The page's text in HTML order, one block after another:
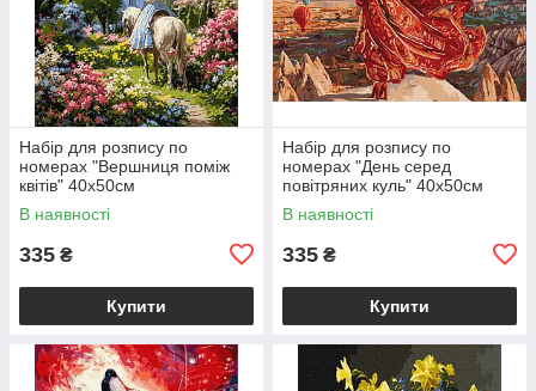
Набір для розпису по
номерах "Вершниця поміж
квітів" 40х50см
В наявності
335 ₴
Купити
Набір для розпису по
номерах "День серед
повітряних куль" 40х50см
В наявності
335 ₴
Купити